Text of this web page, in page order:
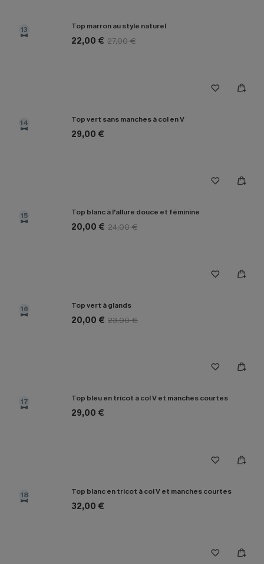
13 Top marron au style naturel
22,00 € 27,00 €
14 Top vert sans manches à col en V
29,00 €
15 Top blanc à l’allure douce et féminine
20,00 € 24,00 €
16 Top vert à glands
20,00 € 23,00 €
17 Top bleu en tricot à col V et manches courtes
29,00 €
18 Top blanc en tricot à col V et manches courtes
32,00 €